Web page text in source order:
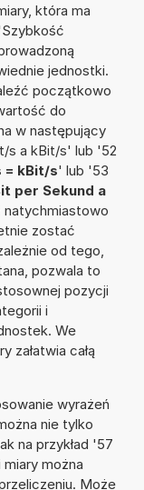
która ma
jednostki.
początkowo
do
w następujący
s a kBit/s' lub '52
= kBit/s' lub '53
per Sekund a
natychmiastowo
zostać
od tego,
pozwala to
pozycji
i
We
załatwia całą
wyrażeń
nie tylko
na przykład '57
można
Może